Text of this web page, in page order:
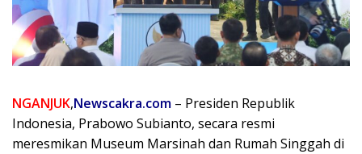
NGANJUK,Newscakra.com – Presiden Republik
Indonesia, Prabowo Subianto, secara resmi
meresmikan Museum Marsinah dan Rumah Singgah di